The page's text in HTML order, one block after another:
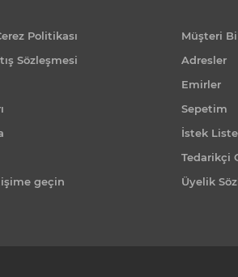
Politikası
Sözleşmesi
geçin
Müşteri
Adresler
Emirler
Sepetim
İstek
Tedarikçi
Üyelik